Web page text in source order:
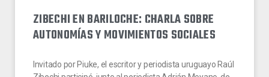
ZIBECHI EN BARILOCHE: CHARLA SOBRE
AUTONOMÍAS Y MOVIMIENTOS SOCIALES
Invitado por Piuke, el escritor y periodista uruguayo Raúl